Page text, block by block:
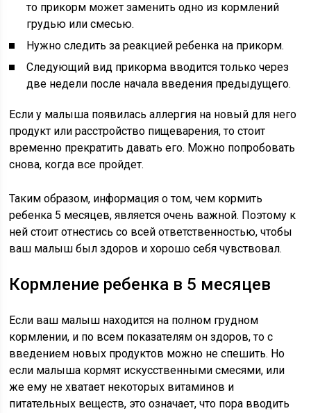
то прикорм может заменить одно из кормлений
грудью или смесью.
Нужно следить за реакцией ребенка на прикорм.
Следующий вид прикорма вводится только через
две недели после начала введения предыдущего.
Если у малыша появилась аллергия на новый для него
продукт или расстройство пищеварения, то стоит
временно прекратить давать его. Можно попробовать
снова, когда все пройдет.
Таким образом, информация о том, чем кормить
ребенка 5 месяцев, является очень важной. Поэтому к
ней стоит отнестись со всей ответственностью, чтобы
ваш малыш был здоров и хорошо себя чувствовал.
Кормление ребенка в 5 месяцев
Если ваш малыш находится на полном грудном
кормлении, и по всем показателям он здоров, то с
введением новых продуктов можно не спешить. Но
если малыша кормят искусственными смесями, или
же ему не хватает некоторых витаминов и
питательных веществ, это означает, что пора вводить